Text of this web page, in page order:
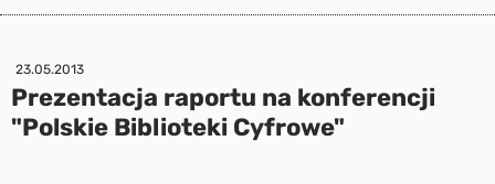
23.05.2013
Prezentacja raportu na konferencji
"Polskie Biblioteki Cyfrowe"